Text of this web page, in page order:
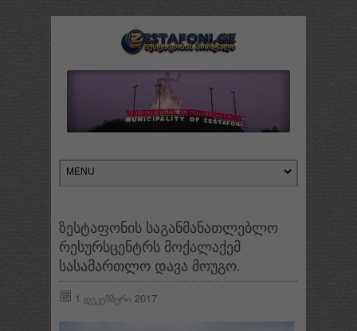
ზესტაფონის საგანმანათლებლო
რესურსცენტრს მოქალაქემ
სასამართლო დავა მოუგო.
1 დეკემბერი 2017